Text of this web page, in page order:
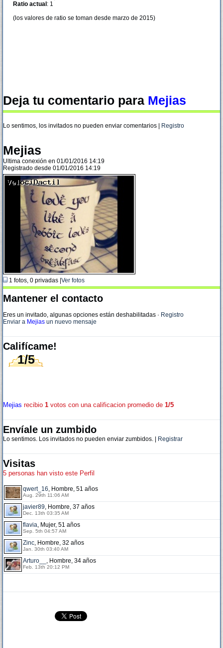
Ratio actual : 1
(los valores de ratio se toman desde marzo de 2015)
Deja tu comentario para Mejias
Lo sentimos, los invitados no pueden enviar comentarios | Registro
Mejias
Ultima conexión en 01/01/2016 14:19
Registrado desde 01/01/2016 14:19
1 fotos, 0 privadas | Ver fotos
Mantener el contacto
Eres un invitado, algunas opciones están deshabilitadas · Registro
Enviar a Mejias un nuevo mensaje
Califícame!
1/5
Mejias recibio 1 votos con una calificacion promedio de 1/5
Envíale un zumbido
Lo sentimos. Los invitados no pueden enviar zumbidos. | Registrar
Visitas
5 personas han visto este Perfil
qwert_16, Hombre, 51 años
Aug. 29th 11:06 AM
javier89, Hombre, 37 años
Dec. 13th 03:35 AM
flavia, Mujer, 51 años
Sep. 5th 04:57 AM
Zinc, Hombre, 32 años
Jan. 30th 03:40 AM
Arturo__ , Hombre, 34 años
Feb. 13th 20:12 PM